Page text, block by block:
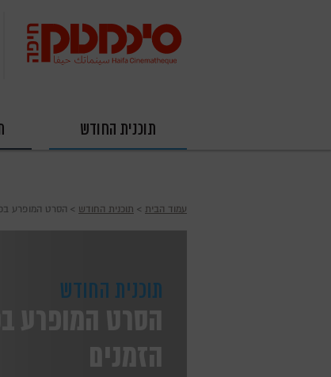
תוכנית החודש
עמוד הבית › תוכנית החודש › הסרט המופרע
תוכנית החודש
הסרט המופרע
הזמנים